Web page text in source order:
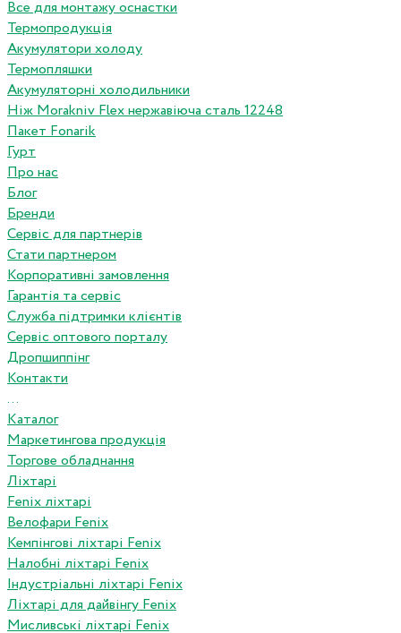
Все для монтажу оснастки
Термопродукція
Акумулятори холоду
Термопляшки
Акумуляторні холодильники
Ніж Morakniv Flex нержавіюча сталь 12248
Пакет Fonarik
Гурт
Про нас
Блог
Бренди
Сервіс для партнерів
Стати партнером
Корпоративні замовлення
Гарантія та сервіс
Служба підтримки клієнтів
Сервіс оптового порталу
Дропшиппінг
Контакти
...
Каталог
Маркетингова продукція
Торгове обладнання
Ліхтарі
Fenix ліхтарі
Велофари Fenix
Кемпінгові ліхтарі Fenix
Налобні ліхтарі Fenix
Індустріальні ліхтарі Fenix
Ліхтарі для дайвінгу Fenix
Мисливські ліхтарі Fenix